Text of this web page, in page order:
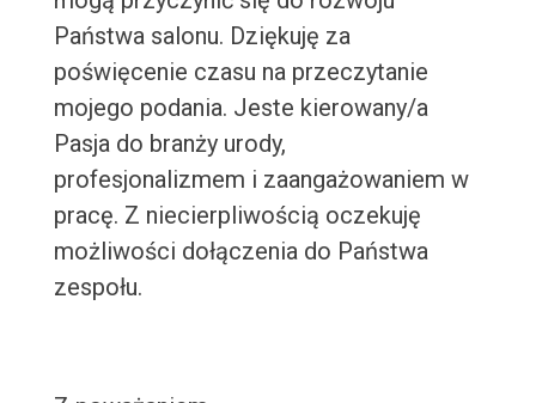
Państwa salonu. Dziękuję za
poświęcenie czasu na przeczytanie
mojego podania. Jeste kierowany/a
Pasja do branży urody,
profesjonalizmem i zaangażowaniem w
pracę. Z niecierpliwością oczekuję
możliwości dołączenia do Państwa
zespołu.